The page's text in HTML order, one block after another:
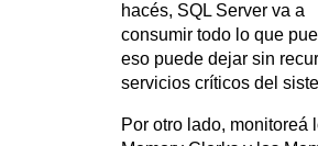
hacés, SQL Server va a
consumir todo lo que
eso puede dejar sin
servicios críticos del
Por otro lado, monitoreá